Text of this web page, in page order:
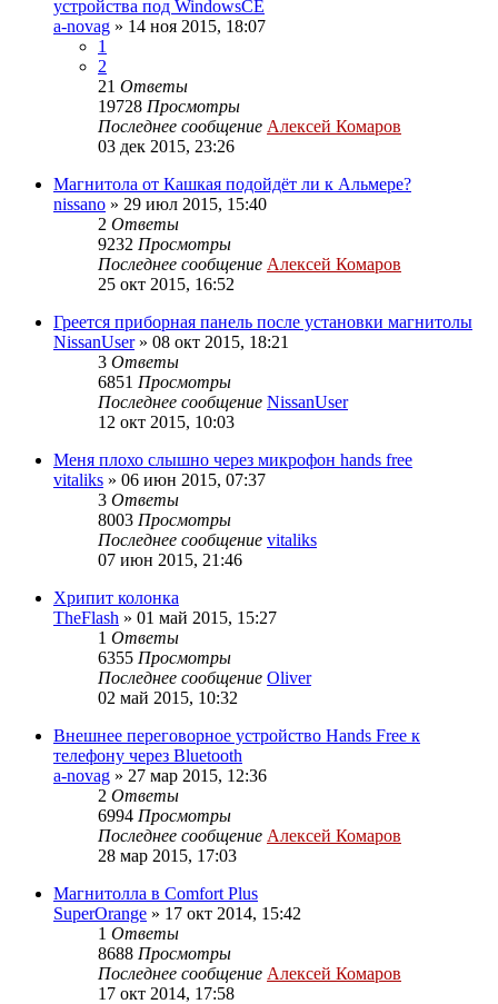
устройства под WindowsCE
a-novag » 14 ноя 2015, 18:07
1
2
21 Ответы
19728 Просмотры
Последнее сообщение Алексей Комаров
03 дек 2015, 23:26
Магнитола от Кашкая подойдёт ли к Альмере?
nissano » 29 июл 2015, 15:40
2 Ответы
9232 Просмотры
Последнее сообщение Алексей Комаров
25 окт 2015, 16:52
Греется приборная панель после установки магнитолы
NissanUser» 08 окт 2015, 18:21
3 Ответы
6851 Просмотры
Последнее сообщение NissanUser
12 окт 2015, 10:03
Меня плохо слышно через микрофон hands free
vitaliks » 06 июн 2015, 07:37
3 Ответы
8003 Просмотры
Последнее сообщение vitaliks
07 июн 2015, 21:46
Хрипит колонка
TheFlash » 01 май 2015, 15:27
1 Ответы
6355 Просмотры
Последнее сообщение Oliver
02 май 2015, 10:32
Внешнее переговорное устройство Hands Free к
телефону через Bluetooth
a-novag » 27 мар 2015, 12:36
2 Ответы
6994 Просмотры
Последнее сообщение Алексей Комаров
28 мар 2015, 17:03
Магнитолла в Comfort Plus
SuperOrange » 17 окт 2014, 15:42
1 Ответы
8688 Просмотры
Последнее сообщение Алексей Комаров
17 окт 2014, 17:58